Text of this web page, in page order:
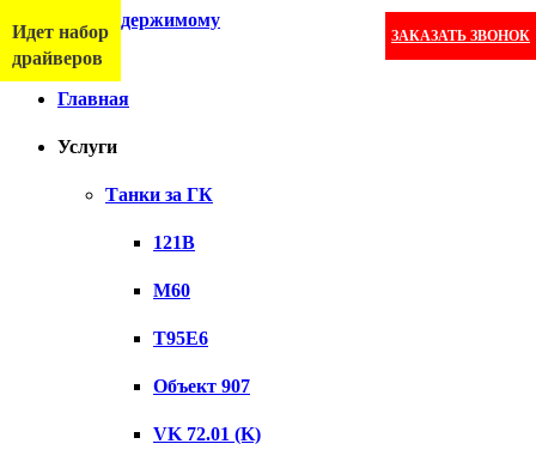
Перейти к содержимому
ЗАКАЗАТЬ ЗВОНОК
Меню
Главная
Услуги
Танки за ГК
121B
M60
T95E6
Объект 907
VK 72.01 (K)
Идет набор
драйверов